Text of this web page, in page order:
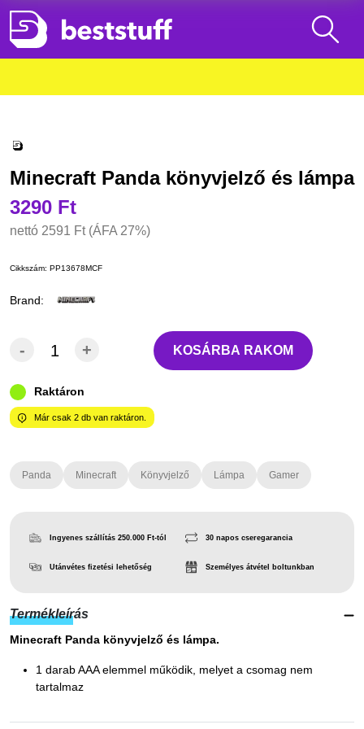
Minecraft Panda könyvjelző és lámpa
3290 Ft
nettó 2591 Ft (ÁFA 27%)
Cikkszám: PP13678MCF
Brand:
- + KOSÁRBA RAKOM
Raktáron
Már csak 2 db van raktáron.
Panda Minecraft Könyvjelző Lámpa Gamer
Ingyenes szállítás 250.000 Ft-tól
Utánvétes fizetési lehetőség
30 napos cseregarancia
Személyes átvétel boltunkban
Termékleírás
Minecraft Panda könyvjelző és lámpa.
1 darab AAA elemmel működik, melyet a csomag nem
tartalmaz